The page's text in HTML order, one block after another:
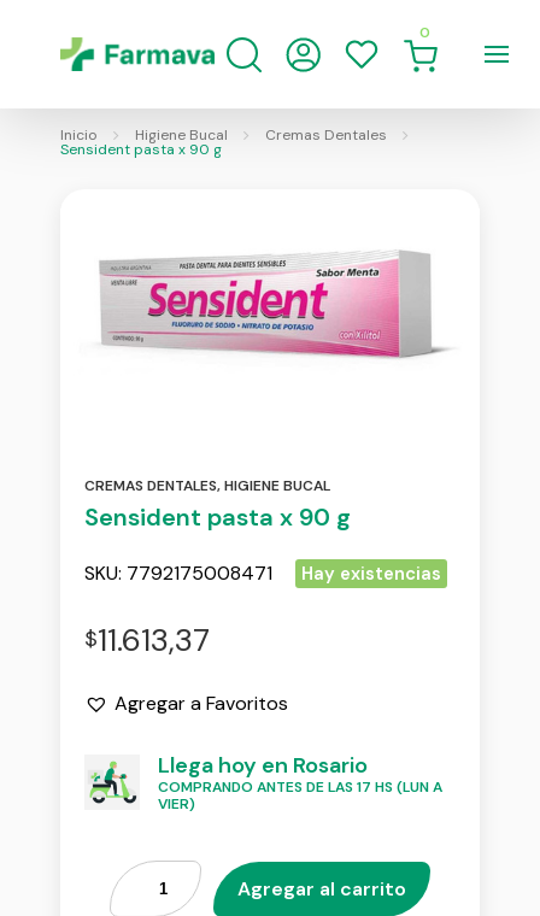
0
Inicio Higiene Bucal Cremas Dentales
Sensident pasta x 90 g
CREMAS DENTALES,HIGIENE BUCAL
Sensident pasta x 90 g
SKU: 7792175008471 Hay existencias
$11.613,37
Agregar a Favoritos
Llega hoy en Rosario
COMPRANDO ANTES DE LAS 17 HS (LUN A
VIER)
Agregar al carrito